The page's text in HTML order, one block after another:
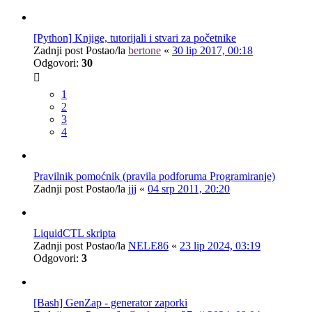
[Python] Knjige, tutorijali i stvari za početnike
Zadnji post Postao/la bertone « 30 lip 2017, 00:18
Odgovori: 30
1
2
3
4
Pravilnik pomoćnik (pravila podforuma Programiranje)
Zadnji post Postao/la jjj « 04 srp 2011, 20:20
LiquidCTL skripta
Zadnji post Postao/la NELE86 « 23 lip 2024, 03:19
Odgovori: 3
[Bash] GenZap - generator zaporki